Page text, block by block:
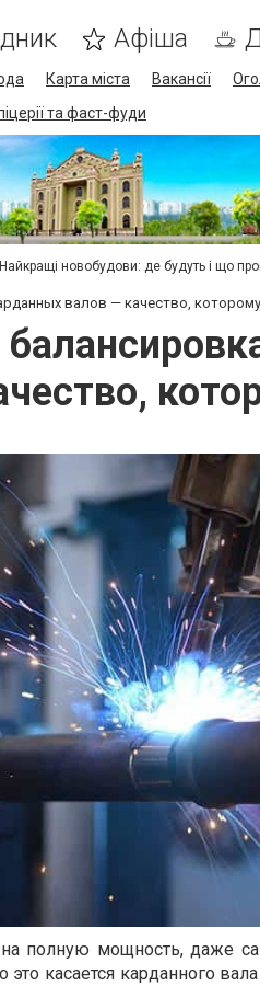
Афіша
Карта міста Вакансії
та фаст-фуди
Найкращі новобудови: де будуть і що
валов — качество,
на полную мощность, даже
это касается карданного